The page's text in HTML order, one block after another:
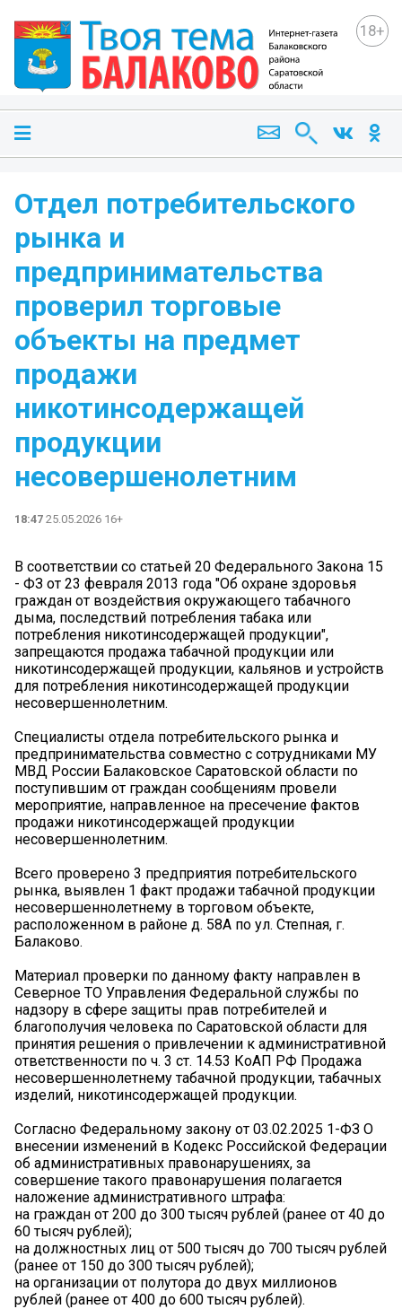
18+
Отдел потребительского
рынка и
предпринимательства
проверил торговые
объекты на предмет
продажи
никотинсодержащей
продукции
несовершенолетним
18:47 25.05.2026 16+
В соответствии со статьей 20 Федерального Закона 15
- ФЗ от 23 февраля 2013 года "Об охране здоровья
граждан от воздействия окружающего табачного
дыма, последствий потребления табака или
потребления никотинсодержащей продукции",
запрещаются продажа табачной продукции или
никотинсодержащей продукции, кальянов и устройств
для потребления никотинсодержащей продукции
несовершеннолетним.
Специалисты отдела потребительского рынка и
предпринимательства совместно с сотрудниками МУ
МВД России Балаковское Саратовской области по
поступившим от граждан сообщениям провели
мероприятие, направленное на пресечение фактов
продажи никотинсодержащей продукции
несовершеннолетним.
Всего проверено 3 предприятия потребительского
рынка, выявлен 1 факт продажи табачной продукции
несовершеннолетнему в торговом объекте,
расположенном в районе д. 58А по ул. Степная, г.
Балаково.
Материал проверки по данному факту направлен в
Северное ТО Управления Федеральной службы по
надзору в сфере защиты прав потребителей и
благополучия человека по Саратовской области для
принятия решения о привлечении к административной
ответственности по ч. 3 ст. 14.53 КоАП РФ Продажа
несовершеннолетнему табачной продукции, табачных
изделий, никотинсодержащей продукции.
Согласно Федеральному закону от 03.02.2025 1-ФЗ О
внесении изменений в Кодекс Российской Федерации
об административных правонарушениях, за
совершение такого правонарушения полагается
наложение административного штрафа:
на граждан от 200 до 300 тысяч рублей (ранее от 40 до
60 тысяч рублей);
на должностных лиц от 500 тысяч до 700 тысяч рублей
(ранее от 150 до 300 тысяч рублей);
на организации от полутора до двух миллионов
рублей (ранее от 400 до 600 тысяч рублей).